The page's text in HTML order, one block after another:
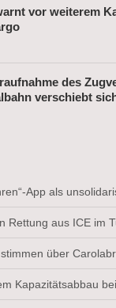
vor weiterem
des
verschiebt
App als
Rettung aus ICE im
über
Kapazitätsabbau